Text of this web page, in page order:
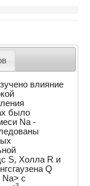
влияние
было
Na -
S, Холла R и
Q
Na> с